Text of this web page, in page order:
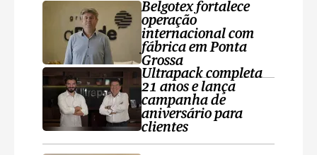
Belgotex fortalece
operação
internacional com
fábrica em Ponta
Grossa
Ultrapack completa
21 anos e lança
campanha de
aniversário para
clientes